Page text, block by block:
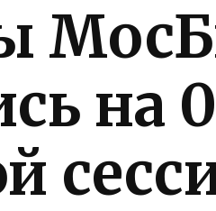
на